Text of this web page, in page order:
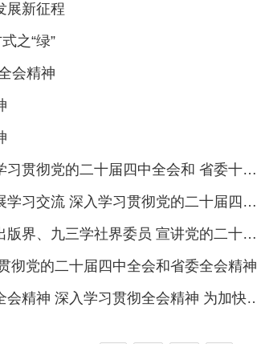
展新征程
之“绿”
会精神
二十届四中全会和 省委十二届十一次全会精神
流 深入学习贯彻党的二十届四中全会精神
三学社界委员 宣讲党的二十届四中全会精神
彻党的二十届四中全会和省委全会精神
入学习贯彻全会精神 为加快建成支点团结奋斗